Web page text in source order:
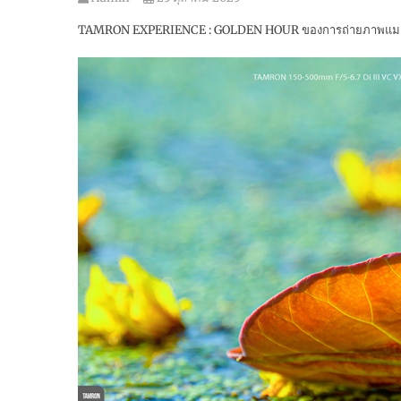
TAMRON EXPERIENCE : GOLDEN HOUR ของการถ่ายภาพแ